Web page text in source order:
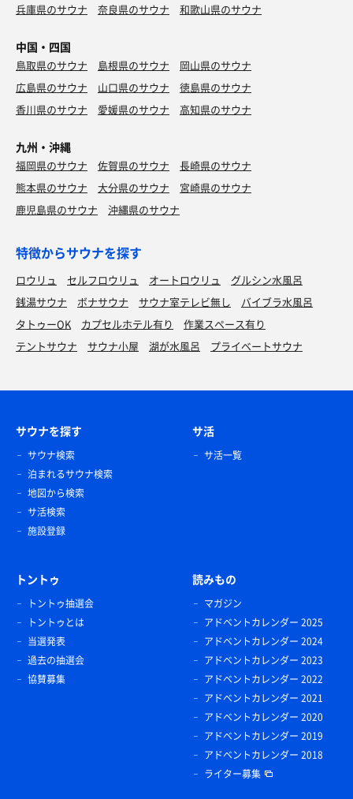
兵庫県のサウナ
奈良県のサウナ 和歌山県のサウナ
中国・四国
鳥取県のサウナ 島根県のサウナ
岡山県のサウナ
広島県のサウナ
山口県のサウナ
徳島県のサウナ
香川県のサウナ
愛媛県のサウナ 高知県のサウナ
九州・沖縄
福岡県のサウナ 佐賀県のサウナ
長崎県のサウナ
熊本県のサウナ
大分県のサウナ
宮崎県のサウナ
鹿児島県のサウナ
沖縄県のサウナ
特徴からサウナを探す
ロウリュ セルフロウリュ オートロウリュ
グルシン水風呂
銭湯サウナ
ボナサウナ サウナ室テレビ無し
バイブラ水風呂
タトゥーOK
カプセルホテル有り
作業スペース有り
テントサウナ
サウナ小屋 湖が水風呂 プライベートサウナ
サウナを探す
サウナ検索
泊まれるサウナ検索
地図から検索
サ活検索
施設登録
サ活
サ活一覧
トントゥ
トントゥ抽選会
トントゥとは
当選発表
過去の抽選会
協賛募集
読みもの
マガジン
アドベントカレンダー 2025
アドベントカレンダー 2024
アドベントカレンダー 2023
アドベントカレンダー 2022
アドベントカレンダー 2021
アドベントカレンダー 2020
アドベントカレンダー 2019
アドベントカレンダー 2018
ライター募集